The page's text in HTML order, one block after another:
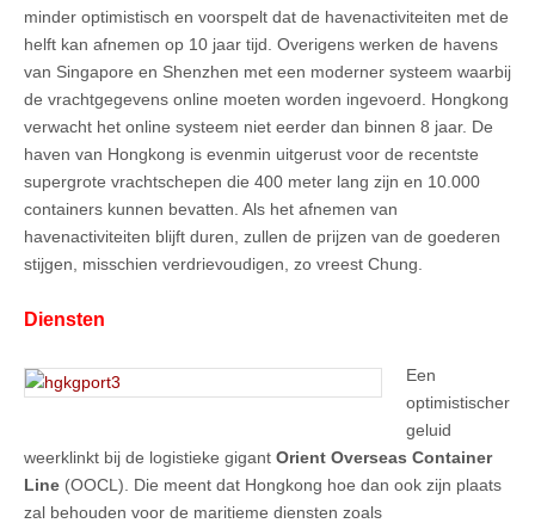
minder optimistisch en voorspelt dat de havenactiviteiten met de
helft kan afnemen op 10 jaar tijd. Overigens werken de havens
van Singapore en Shenzhen met een moderner systeem waarbij
de vrachtgegevens online moeten worden ingevoerd. Hongkong
verwacht het online systeem niet eerder dan binnen 8 jaar. De
haven van Hongkong is evenmin uitgerust voor de recentste
supergrote vrachtschepen die 400 meter lang zijn en 10.000
containers kunnen bevatten. Als het afnemen van
havenactiviteiten blijft duren, zullen de prijzen van de goederen
stijgen, misschien verdrievoudigen, zo vreest Chung.
Diensten
Een
optimistischer
geluid
weerklinkt bij de logistieke gigant Orient Overseas Container
Line (OOCL). Die meent dat Hongkong hoe dan ook zijn plaats
zal behouden voor de maritieme diensten zoals